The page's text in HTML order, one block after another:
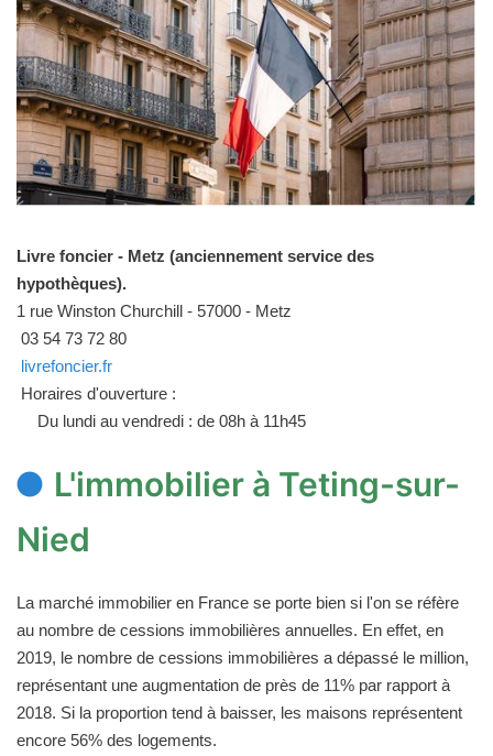
Livre foncier - Metz (anciennement service des
hypothèques).
1 rue Winston Churchill - 57000 - Metz
03 54 73 72 80
livrefoncier.fr
Horaires d'ouverture :
Du lundi au vendredi : de 08h à 11h45
L'immobilier à Teting-sur-
Nied
La marché immobilier en France se porte bien si l'on se réfère
au nombre de cessions immobilières annuelles. En effet, en
2019, le nombre de cessions immobilières a dépassé le million,
représentant une augmentation de près de 11% par rapport à
2018. Si la proportion tend à baisser, les maisons représentent
encore 56% des logements.